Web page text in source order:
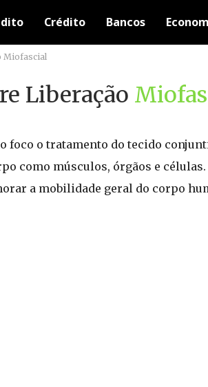
Crédito Bancos
Miofascial
Liberação
foco o tratamento do tecido
como músculos, órgãos e células.
a mobilidade geral do corpo